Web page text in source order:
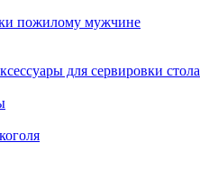
пожилому мужчине
для сервировки стола